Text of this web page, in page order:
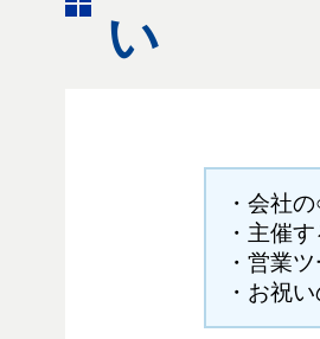
い
・会社
・主催
・営業
・お祝